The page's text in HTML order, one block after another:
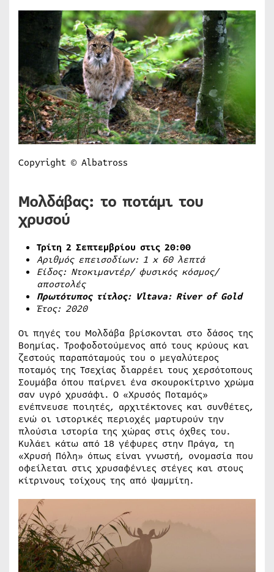
Copyright © Albatross
Μολδάβας: το ποτάμι του
χρυσού
Τρίτη 2 Σεπτεμβρίου στις 20:00
Αριθμός επεισοδίων: 1 x60 λεπτά
Είδος: Ντοκιμαντέρ/ φυσικός κόσμος/
αποστολές
Πρωτότυπος τίτλος: Vltava: River of Gold
Έτος: 2020
Οι πηγές του Μολδάβα βρίσκονται στο δάσος της
Βοημίας. Τροφοδοτούμενος από τους κρύους και
ζεστούς παραπόταμούς του ο μεγαλύτερος
ποταμός της Τσεχίας διαρρέει τους χερσότοπους
Σουμάβα όπου παίρνει ένα σκουροκίτρινο χρώμα
σαν υγρό χρυσάφι. Ο «Χρυσός Ποταμός»
ενέπνευσε ποιητές, αρχιτέκτονες και συνθέτες,
ενώ οι ιστορικές περιοχές μαρτυρούν την
πλούσια ιστορία της χώρας στις όχθες του.
Κυλάει κάτω από 18 γέφυρες στην Πράγα, τη
«Χρυσή Πόλη» όπως είναι γνωστή, ονομασία που
οφείλεται στις χρυσαφένιες στέγες και στους
κίτρινους τοίχους της από ψαμμίτη.